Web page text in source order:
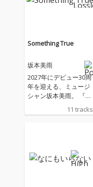
Something True
坂本美雨
2027年にデビュー30周
年を迎える、ミュージ
シャン坂本美雨。 『bir
ds fly』(2021年)以来、
約5年ぶりのフル・ア
参加した豪華作品。 森
山直太朗プロデュース
11 tracks